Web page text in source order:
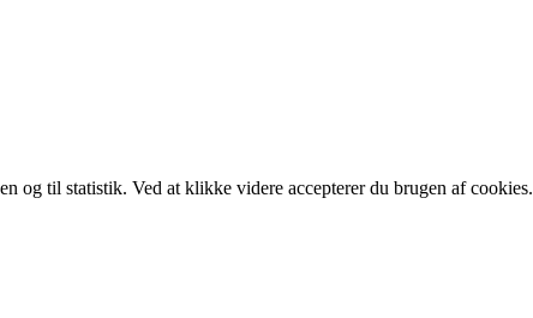
og til statistik. Ved at klikke videre accepterer du brugen af cookies.